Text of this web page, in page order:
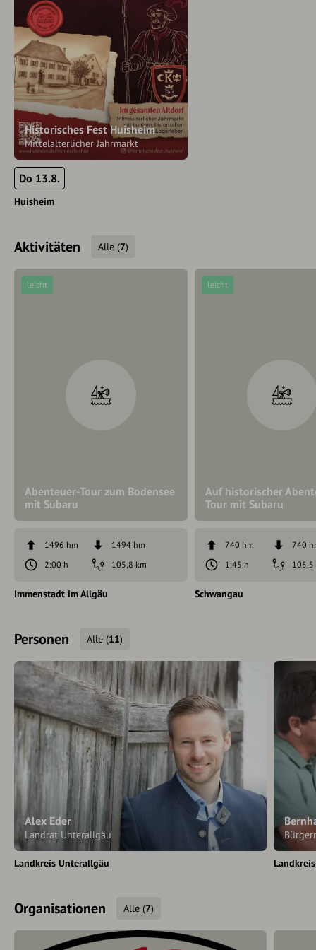
Historisches Fest Huisheim
Mittelalterlicher Jahrmarkt
Do 13.8.
Huisheim
Aktivitäten Alle (7)
Abenteuer-Tour zum Bodensee
mit Subaru
leicht
1496 hm
1494 hm
2:00 h
105,8 km
Immenstadt im Allgäu
Auf historischer
Tour mit Subaru
leicht
740 hm
740
1:45 h
105,5
Schwangau
Personen Alle (11)
Alex Eder
Landrat Unterallgäu
Landkreis Unterallgäu
Organisationen Alle (7)